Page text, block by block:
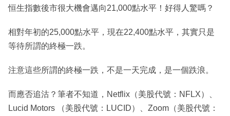
恒生指數後市很大機會邁向21,000點水平！好得人驚嗎？
相對年初的25,000點水平，現在22,400點水平，其實只是
等待所謂的終極一跌。
注意這些所謂的終極一跌，不是一天完成，是一個跌浪。
而應否追沽？筆者不知道，Netflix（美股代號：NFLX）、
Lucid Motors （美股代號：LUCID）、Zoom（美股代號：